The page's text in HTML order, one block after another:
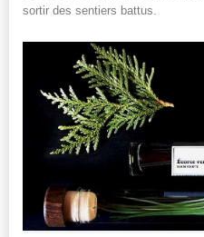
sortir des sentiers battus.